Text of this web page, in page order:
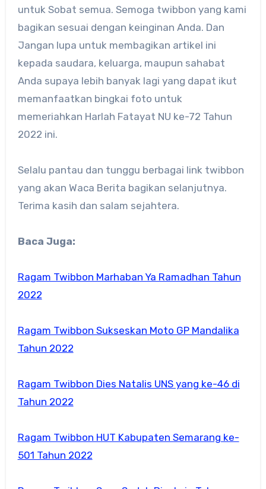
untuk Sobat semua. Semoga twibbon yang kami
bagikan sesuai dengan keinginan Anda. Dan
Jangan lupa untuk membagikan artikel ini
kepada saudara, keluarga, maupun sahabat
Anda supaya lebih banyak lagi yang dapat ikut
memanfaatkan bingkai foto untuk
memeriahkan Harlah Fatayat NU ke-72 Tahun
2022 ini.
Selalu pantau dan tunggu berbagai link twibbon
yang akan Waca Berita bagikan selanjutnya.
Terima kasih dan salam sejahtera.
Baca Juga:
Ragam Twibbon Marhaban Ya Ramadhan Tahun
2022
Ragam Twibbon Sukseskan Moto GP Mandalika
Tahun 2022
Ragam Twibbon Dies Natalis UNS yang ke-46 di
Tahun 2022
Ragam Twibbon HUT Kabupaten Semarang ke-
501 Tahun 2022